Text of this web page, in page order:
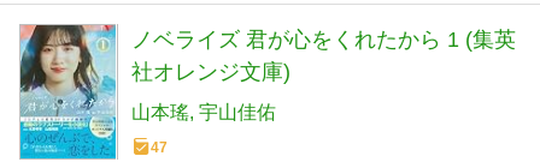
ノベライズ 君が心をくれたから 1 (集英
社オレンジ文庫)
山本瑤 宇山佳佑
47